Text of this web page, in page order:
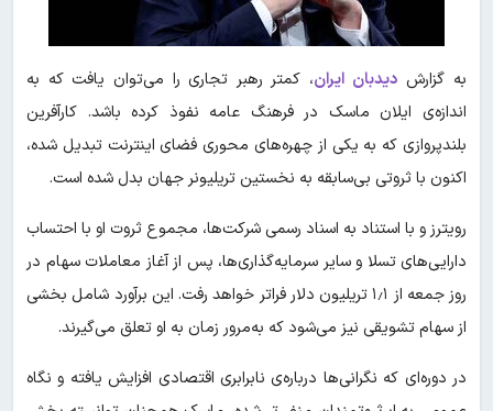
به گزارش دیدبان ایران، کمتر رهبر تجاری را می‌توان یافت که به
اندازه‌ی ایلان ماسک در فرهنگ عامه نفوذ کرده باشد. کارآفرین
بلندپروازی که به یکی از چهره‌های محوری فضای اینترنت تبدیل شده،
اکنون با ثروتی بی‌سابقه به نخستین تریلیونر جهان بدل شده است.
رویترز و با استناد به اسناد رسمی شرکت‌ها، مجموع ثروت او با احتساب
دارایی‌های تسلا و سایر سرمایه‌گذاری‌ها، پس از آغاز معاملات سهام در
روز جمعه از ۱٫۱ تریلیون دلار فراتر خواهد رفت. این برآورد شامل بخشی
از سهام تشویقی نیز می‌شود که به‌مرور زمان به او تعلق می‌گیرند.
در دوره‌ای که نگرانی‌ها درباره‌ی نابرابری اقتصادی افزایش یافته و نگاه